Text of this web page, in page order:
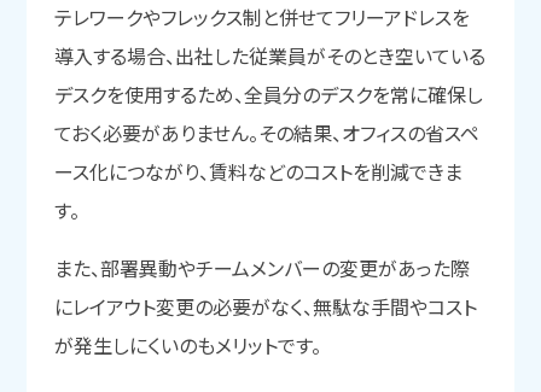
テレワークやフレックス制と併せてフリーアドレスを
導入する場合、出社した従業員がそのとき空いている
デスクを使用するため、全員分のデスクを常に確保し
ておく必要がありません。その結果、オフィスの省スペ
ース化につながり、賃料などのコストを削減できま
す。
また、部署異動やチームメンバーの変更があった際
にレイアウト変更の必要がなく、無駄な手間やコスト
が発生しにくいのもメリットです。